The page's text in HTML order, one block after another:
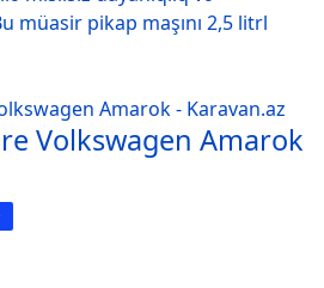
müasir pikap maşını 2,5 litrl
Volkswagen Amarok